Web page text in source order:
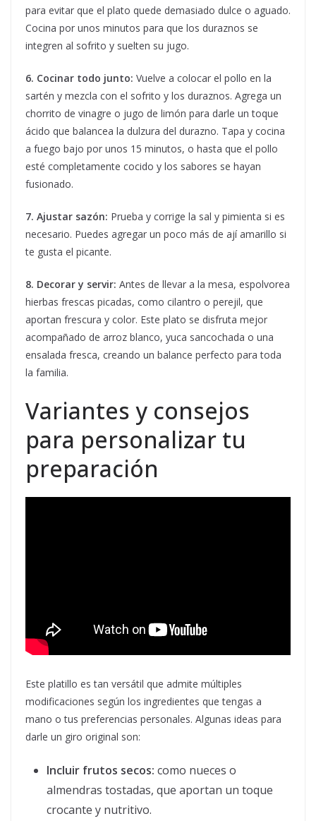
para evitar que el plato quede demasiado dulce o aguado.
Cocina por unos minutos para que los duraznos se
integren al sofrito y suelten su jugo.
6. Cocinar todo junto: Vuelve a colocar el pollo en la
sartén y mezcla con el sofrito y los duraznos. Agrega un
chorrito de vinagre o jugo de limón para darle un toque
ácido que balancea la dulzura del durazno. Tapa y cocina
a fuego bajo por unos 15 minutos, o hasta que el pollo
esté completamente cocido y los sabores se hayan
fusionado.
7. Ajustar sazón: Prueba y corrige la sal y pimienta si es
necesario. Puedes agregar un poco más de ají amarillo si
te gusta el picante.
8. Decorar y servir: Antes de llevar a la mesa, espolvorea
hierbas frescas picadas, como cilantro o perejil, que
aportan frescura y color. Este plato se disfruta mejor
acompañado de arroz blanco, yuca sancochada o una
ensalada fresca, creando un balance perfecto para toda
la familia.
Variantes y consejos
para personalizar tu
preparación
Este platillo es tan versátil que admite múltiples
modificaciones según los ingredientes que tengas a
mano o tus preferencias personales. Algunas ideas para
darle un giro original son:
Incluir frutos secos: como nueces o
almendras tostadas, que aportan un toque
crocante y nutritivo.